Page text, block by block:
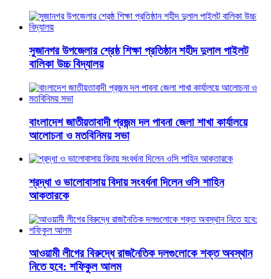
সুজানগর উপজেলার শ্রেষ্ঠ শিক্ষা প্রতিষ্ঠান শহীদ দুলাল পাইলট
বালিকা উচ্চ বিদ্যালয়
বাংলাদেশ জাতীয়তাবাদী প্রজন্ম দল পাবনা জেলা শাখা কার্যালয়ে
আলোচনা ও মতবিনিময় সভা
শ্রদ্ধা ও ভালোবাসায় বিদায় সংবর্ধনা দিলেন ওসি শাহিন
আকতারকে
আওয়ামী লীগের বিরুদ্ধে রাজনৈতিক দলগুলোকে শক্ত অবস্থান
নিতে হবে: শফিকুল আলম